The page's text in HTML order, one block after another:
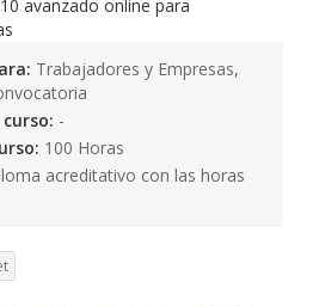
Trabajadores y Empresas,
-
100 Horas
acreditativo con las horas